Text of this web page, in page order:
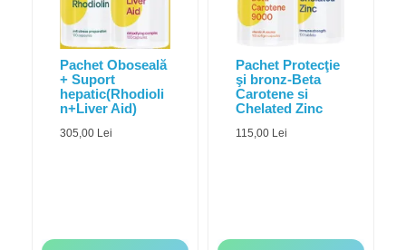
Pachet Oboseală
+ Suport
hepatic(Rhodioli
n+Liver Aid)
305,00 Lei
Pachet Protecţie
şi bronz-Beta
Carotene si
Chelated Zinc
115,00 Lei